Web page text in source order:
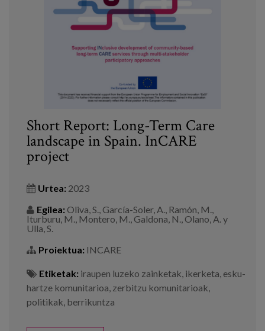
Short Report: Long-Term Care
landscape in Spain. InCARE
project
Urtea: 2023
Egilea: Oliva, S., García-Soler, A., Ramón, M.,
Iturburu, M., Montero, M., Galdona, N., Olano, A. y
Ulla, S.
Proiektua: INCARE
Etiketak: iraupen luzeko zainketak, ikerketa, esku-
hartze komunitarioa, zerbitzu komunitarioak,
politikak, berrikuntza